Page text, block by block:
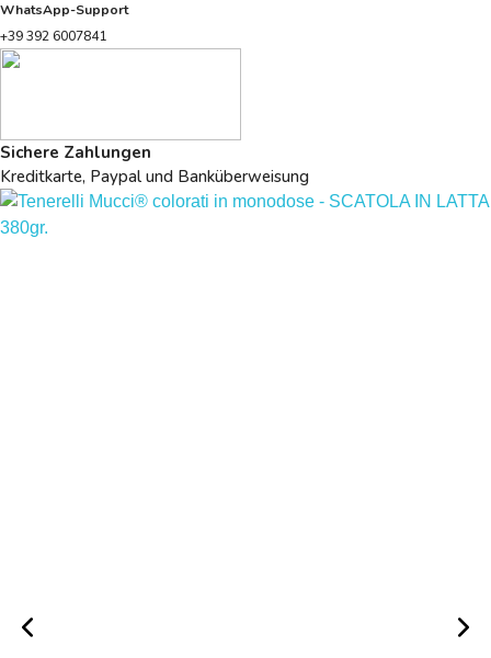
WhatsApp-Support
+39 392 6007841
Sichere Zahlungen
Kreditkarte, Paypal und Banküberweisung